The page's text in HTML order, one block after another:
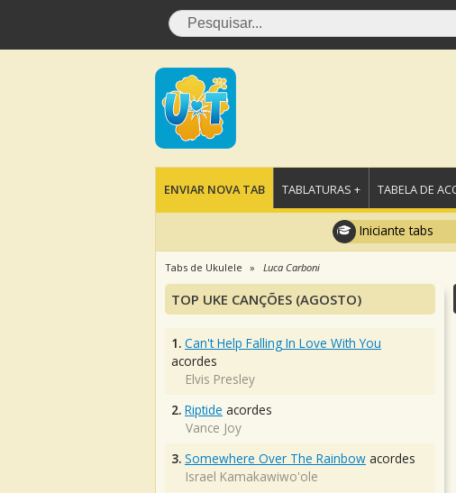
ENVIAR NOVA TAB TABLATURAS + TABELA DE
Iniciante tabs
Tabs de Ukulele Luca Carboni
TOP UKE CANÇÕES (AGOSTO)
1. Can't Help Falling In Love With You
acordes
Elvis Presley
2. Riptide acordes
Vance Joy
3. Somewhere Over The Rainbow acordes
Israel Kamakawiwo'ole